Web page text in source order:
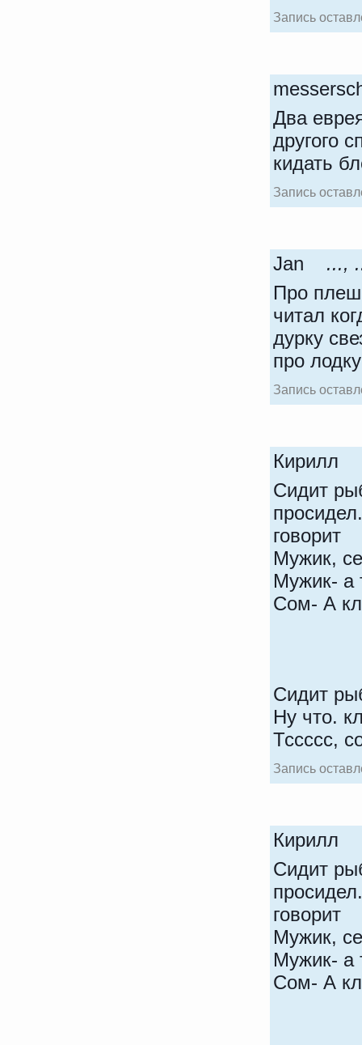
Запись
Два
другого
кидать
Запись
Jan ...,
Про
читал
дурку
про
Запись
Кирилл
Сидит
говорит
Мужик,
Мужик- а
Сом- А
Сидит
Ну что.
Тссссс,
Запись
Кирилл
Сидит
говорит
Мужик,
Мужик- а
Сом- А